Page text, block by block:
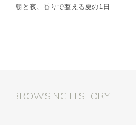
朝と夜、香りで整える夏の1日
BROWSING HISTORY